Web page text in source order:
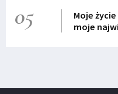
05
Moje
moje